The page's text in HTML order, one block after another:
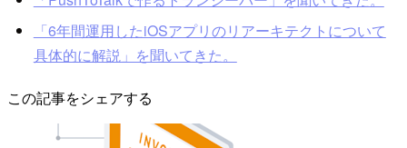
「6年間運用したiOSアプリのリアーキテクトについて
具体的に解説」を聞いてきた。
この記事をシェアする